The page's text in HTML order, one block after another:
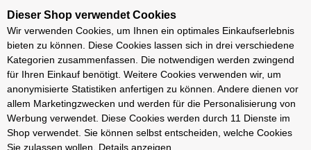
Unsere Filialen
Teile
Dieser Shop verwendet Cookies
Wir verwenden Cookies, um Ihnen ein optimales Einkaufserlebnis
bieten zu können. Diese Cookies lassen sich in drei verschiedene
Kategorien zusammenfassen. Die notwendigen werden zwingend
für Ihren Einkauf benötigt. Weitere Cookies verwenden wir, um
anonymisierte Statistiken anfertigen zu können. Andere dienen vor
allem Marketingzwecken und werden für die Personalisierung von
Werbung verwendet. Diese Cookies werden durch 11 Dienste im
Shop verwendet. Sie können selbst entscheiden, welche Cookies
Sie zulassen wollen.
Details anzeigen